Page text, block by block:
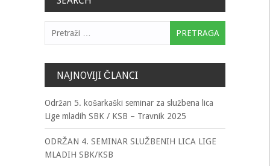
NAJNOVIJI ČLANCI
Održan 5. košarkaški seminar za službena lica
Lige mladih SBK / KSB – Travnik 2025
ODRŽAN 4. SEMINAR SLUŽBENIH LICA LIGE
MLADIH SBK/KSB